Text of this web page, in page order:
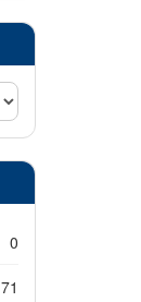
0
71